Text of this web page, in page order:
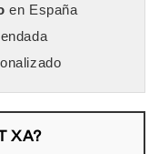
en España
XA?